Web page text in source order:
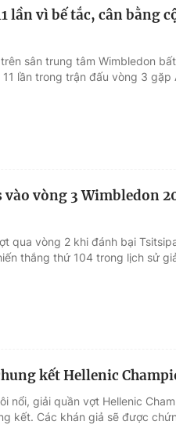
lần vì bế tắc, cân bằng
sân trung tâm Wimbledon
lần trong trận đấu vòng 3 gặp
vòng 3 Wimbledon
qua vòng 2 khi đánh bại
thắng thứ 104 trong lịch sử
kết Hellenic
nổi, giải quần vợt Hellenic
kết. Các khán giả sẽ được